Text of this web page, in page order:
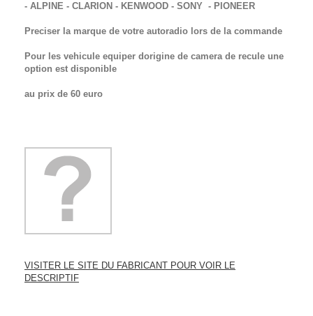
- ALPINE - CLARION - KENWOOD - SONY - PIONEER
Preciser la marque de votre autoradio lors de la commande
Pour les vehicule equiper dorigine de camera de recule une
option est disponible
au prix de 60 euro
VISITER LE SITE DU FABRICANT POUR VOIR LE
DESCRIPTIF